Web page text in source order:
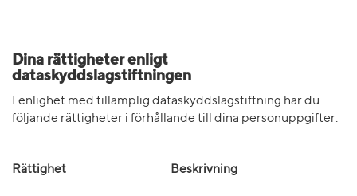
Dina rättigheter enligt
dataskyddslagstiftningen
I enlighet med tillämplig dataskyddslagstiftning har du
följande rättigheter i förhållande till dina personuppgifter:
Rättighet Beskrivning